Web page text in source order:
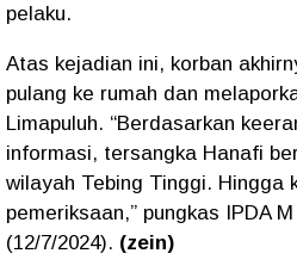
pelaku.
Atas kejadian ini, korban
pulang ke rumah dan
Limapuluh. “Berdasarkan
informasi, tersangka Hanafi
wilayah Tebing Tinggi. Hingga
pemeriksaan,” pungkas IPDA
(12/7/2024). (zein)